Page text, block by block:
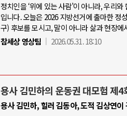
정치인을 ‘위에 있는 사람’이 아니라, 우리
입니다. 오늘은 2026 지방선거에 출마한 정
구) 후보를 모시고, 말이 아니라 삶과 현장
참세상 영상팀
2026.05.31. 18:10
용사 김민하의 운동권 대모험 제4
용사 김민하, 힐러 김동아, 도적 김상연